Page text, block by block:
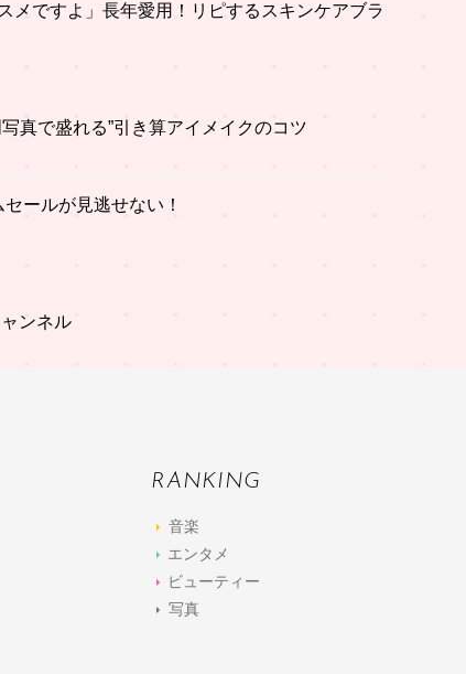
メですよ」長年愛用！リピするスキンケアブラ
真で盛れる”引き算アイメイクのコツ
ールが見逃せない！
ンネル
RANKING
音楽
エンタメ
ビューティー
写真